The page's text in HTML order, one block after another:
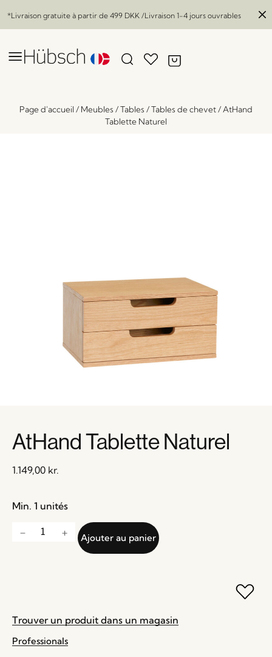
*Livraison gratuite à partir de 499 DKK /Livraison 1-4 jours ouvrables
Page d'accueil / Meubles /Tables /Tables de chevet/ AtHand
Tablette Naturel
AtHand Tablette Naturel
1.149,00 kr.
Min. 1 unités
Ajouter au panier
Trouver un produit dans un magasin
Professionals